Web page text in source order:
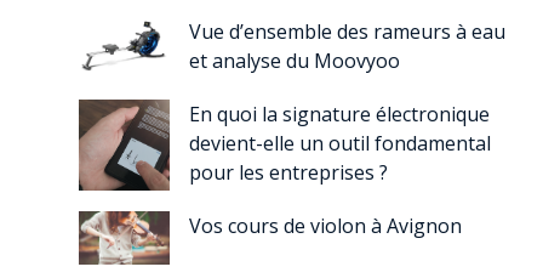
Vue d’ensemble des rameurs à eau
et analyse du Moovyoo
En quoi la signature électronique
devient-elle un outil fondamental
pour les entreprises ?
Vos cours de violon à Avignon